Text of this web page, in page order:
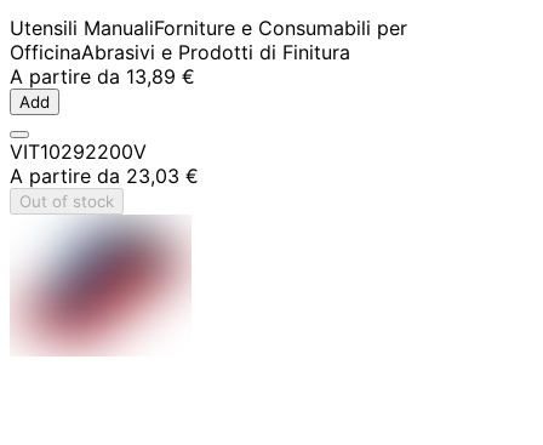
Utensili ManualiForniture e Consumabili per
OfficinaAbrasivi e Prodotti di Finitura
A partire da 13,89 €
Add
VIT10292200V
A partire da 23,03 €
Out of stock